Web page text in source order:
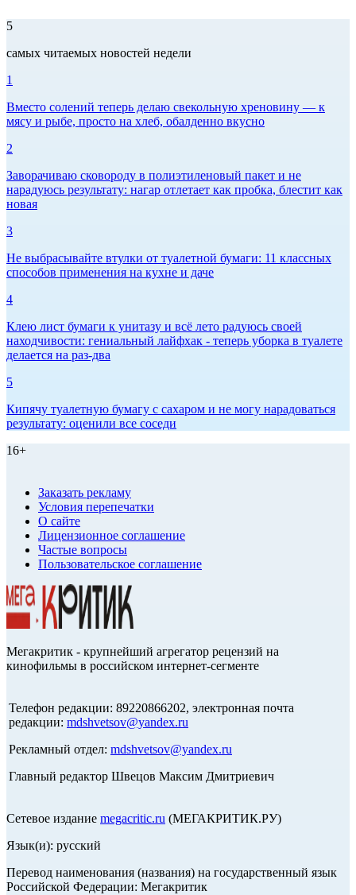
5
самых читаемых новостей недели
1
Вместо солений теперь делаю свекольную хреновину — к
мясу и рыбе, просто на хлеб, обалденно вкусно
2
Заворачиваю сковороду в полиэтиленовый пакет и не
нарадуюсь результату: нагар отлетает как пробка, блестит как
новая
3
Не выбрасывайте втулки от туалетной бумаги: 11 классных
способов применения на кухне и даче
4
Клею лист бумаги к унитазу и всё лето радуюсь своей
находчивости: гениальный лайфхак - теперь уборка в туалете
делается на раз-два
5
Кипячу туалетную бумагу с сахаром и не могу нарадоваться
результату: оценили все соседи
16+
Заказать рекламу
Условия перепечатки
О сайте
Лицензионное соглашение
Частые вопросы
Пользовательское соглашение
Мегакритик - крупнейший агрегатор рецензий на
кинофильмы в российском интернет-сегменте
Телефон редакции: 89220866202, электронная почта
редакции: mdshvetsov@yandex.ru
Рекламный отдел: mdshvetsov@yandex.ru
Главный редактор Швецов Максим Дмитриевич
Сетевое издание megacritic.ru (МЕГАКРИТИК.РУ)
Язык(и): русский
Перевод наименования (названия) на государственный язык
Российской Федерации: Мегакритик